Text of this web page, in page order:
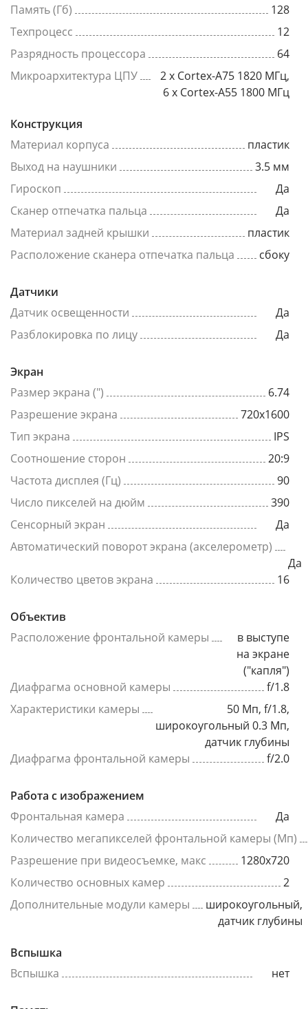
Память (Гб)
128
Техпроцесс
12
Разрядность процессора
64
Микроархитектура ЦПУ
2 x Cortex-A75 1820 МГц,
6 x Cortex-A55 1800 МГц
Конструкция
Материал корпуса
пластик
Выход на наушники
3.5 мм
Гироскоп
Да
Сканер отпечатка пальца
Да
Материал задней крышки
пластик
Расположение сканера отпечатка пальца
сбоку
Датчики
Датчик освещенности
Да
Разблокировка по лицу
Да
Экран
Размер экрана (")
6.74
Разрешение экрана
720x1600
Тип экрана
IPS
Соотношение сторон
20:9
Частота дисплея (Гц)
90
Число пикселей на дюйм
390
Сенсорный экран
Да
Автоматический поворот экрана (акселерометр)
Да
Количество цветов экрана
16
Объектив
Расположение фронтальной камеры
в выступе
на экране
("капля")
Диафрагма основной камеры
f/1.8
Характеристики камеры
50 Мп, f/1.8,
широкоугольный 0.3 Мп,
датчик глубины
Диафрагма фронтальной камеры
f/2.0
Работа с изображением
Фронтальная камера
Да
Количество мегапикселей фронтальной камеры (Мп)
Разрешение при видеосъемке, макс
1280x720
Количество основных камер
2
Дополнительные модули камеры
широкоугольный,
датчик глубины
Вспышка
Вспышка
нет